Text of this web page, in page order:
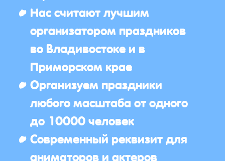
Нас считают лучшим
организатором праздников
во Владивостоке и в
Приморском крае
Организуем праздники
любого масштаба от одного
до 10000 человек
Современный реквизит для
аниматоров и актеров